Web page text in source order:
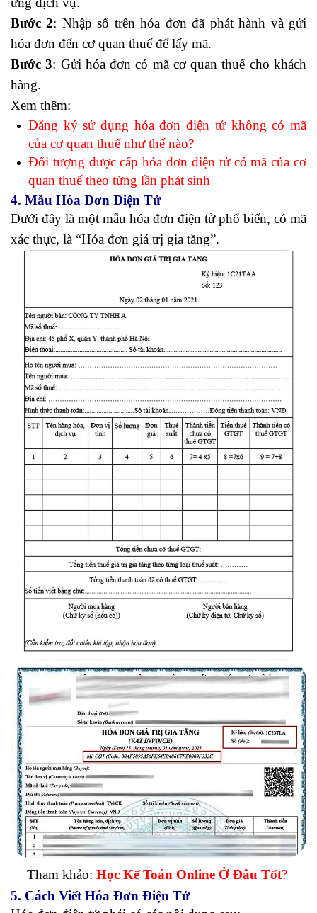
Bước 2: Nhập số trên hóa đơn đã phát hành và gửi
hóa đơn đến cơ quan thuế để lấy mã.
Bước 3: Gửi hóa đơn có mã cơ quan thuế cho khách
hàng.
Xem thêm:
Đăng ký sử dụng hóa đơn điện tử không có mã
của cơ quan thuế như thế nào?
Đối tượng được cấp hóa đơn điện tử có mã của cơ
quan thuế theo từng lần phát sinh
4. Mẫu Hóa Đơn Điện Tử
Dưới đây là một mẫu hóa đơn điện tử phổ biến, có mã
xác thực, là “Hóa đơn giá trị gia tăng”.
Tham khảo: Học Kế Toán Online Ở Đâu Tốt?
5. Cách Viết Hóa Đơn Điện Tử